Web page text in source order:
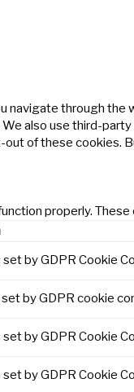
through
also use third-
of these
properly.
set by GDPR Cookie
by GDPR cookie
set by GDPR Cookie
set by GDPR Cookie